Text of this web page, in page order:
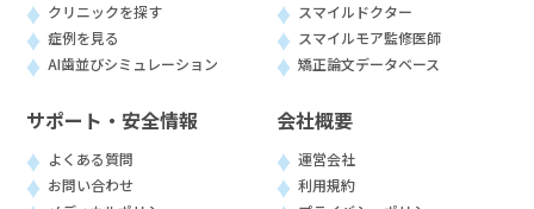
クリニックを探す
症例を見る
AI歯並びシミュレーション
スマイルドクター
スマイルモア監修医師
矯正論文データベース
サポート・安全情報
よくある質問
お問い合わせ
会社概要
運営会社
利用規約